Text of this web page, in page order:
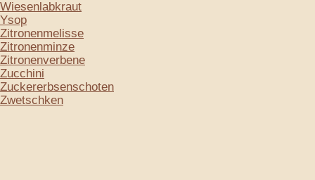
Wiesenlabkraut
Ysop
Zitronenmelisse
Zitronenminze
Zitronenverbene
Zucchini
Zuckererbsenschoten
Zwetschken